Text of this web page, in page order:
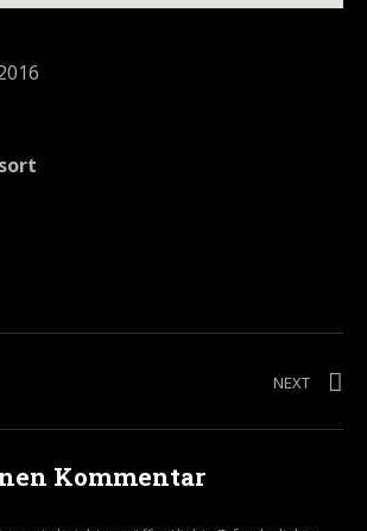
– GESCHLOSSENE VERANSTALTUNG
NEXTPOST:
Kommentar